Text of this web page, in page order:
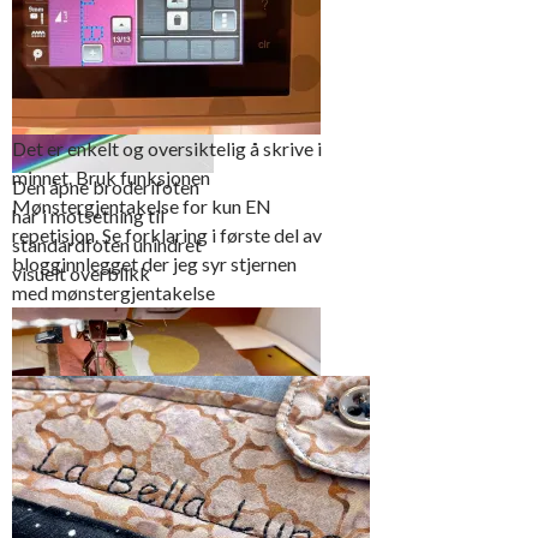
Den åpne broderifoten
har i motsetning til
standardfoten uhindret
visuelt overblikk
Det er enkelt og oversiktelig å skrive i
minnet. Bruk funksjonen
Mønstergjentakelse for kun EN
repetisjon. Se forklaring i første del av
blogginnlegget der jeg syr stjernen
med mønstergjentakelse